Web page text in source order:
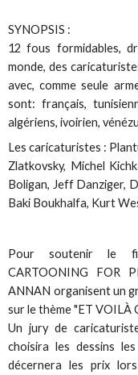
SYNOPSIS :
12 fous formidables,
monde, des
avec, comme seule
sont: français,
algériens, ivoirien,
Les caricaturistes :
Zlatkovsky, Michel
Boligan, Jeff Danziger,
Baki Boukhalfa, Kurt
Pour soutenir le
CARTOONING FOR
ANNAN organisent un
sur le thème "ET VOILÀ
Un jury de
choisira les dessins
décernera les prix